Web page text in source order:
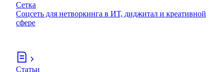
Сетка
Соцсеть для нетворкинга в ИТ, диджитал и креативной
сфере
Статьи